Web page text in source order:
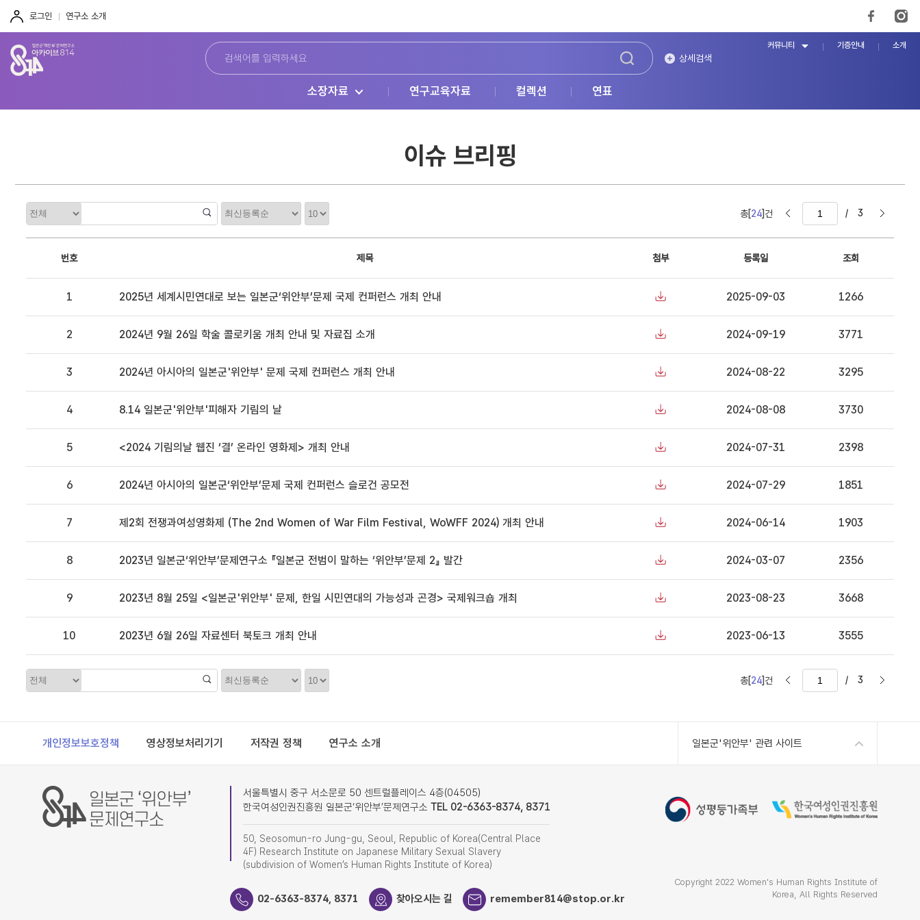
로그인 연구소 소개
상세검색
소장자료 연구교육자료 컬렉션 연표
커뮤니티 기증안내 소개
이슈 브리핑
카
고
리
정
렬
정
렬
갯
수
총[24]건 / 3
번호 제목 첨부 등록일 조회
1 2025년 세계시민연대로 보는 일본군‘위안부’문제 국제 컨퍼런스 개최 안내 2025-09-03 1266
2 2024년 9월 26일 학술 콜로키움 개최 안내 및 자료집 소개 2024-09-19 3771
3 2024년 아시아의 일본군'위안부' 문제 국제 컨퍼런스 개최 안내 2024-08-22 3295
4 8.14 일본군'위안부'피해자 기림의 날 2024-08-08 3730
5 <2024 기림의날 웹진 ‘결’ 온라인 영화제> 개최 안내 2024-07-31 2398
6 2024년 아시아의 일본군‘위안부’문제 국제 컨퍼런스 슬로건 공모전 2024-07-29 1851
7 제2회 전쟁과여성영화제 (The 2nd Women of War Film Festival, WoWFF 2024) 개최 안내 2024-06-14 1903
8 2023년 일본군‘위안부’문제연구소 『일본군 전범이 말하는 ‘위안부’문제 2』 발간 2024-03-07 2356
9 2023년 8월 25일 <일본군'위안부' 문제, 한일 시민연대의 가능성과 곤경> 국제워크숍 개최 2023-08-23 3668
10 2023년 6월 26일 자료센터 북토크 개최 안내 2023-06-13 3555
카
고
정
렬
정
렬
갯
총[24]건 / 3
Footer
개인정보보호정책 영상정보처리기기 저작권 정책 연구소 소개 일본군'위안부' 관련 사이트
서울특별시 중구 서소문로 50 센트럴플레이스 4층(04505)
한국여성인권진흥원 일본군‘위안부’문제연구소 TEL 02-6363-8374, 8371
50, Seosomun-ro Jung-gu, Seoul, Republic of Korea(Central Place
4F) Research Institute on Japanese Military Sexual Slavery
(subdivision of Women’s Human Rights Institute of Korea)
02-6363-8374, 8371 찾아오시는 길 remember814@stop.or.kr
Copyright 2022 Women's Human Rights Institute of
Korea, All Rights Reserved